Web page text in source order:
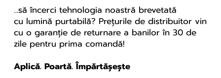
Az első Corporate
LifeWave rendezvény
Romániában
...să încerci tehnologia noastră brevetată
cu lumină purtabilă? Prețurile de distribuitor vin
cu o garanție de returnare a banilor în 30 de
zile pentru prima comandă!
Aplică. Poartă. Împărtășește